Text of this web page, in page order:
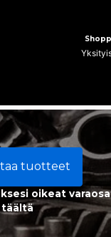
tuotteet
oikeat
täältä